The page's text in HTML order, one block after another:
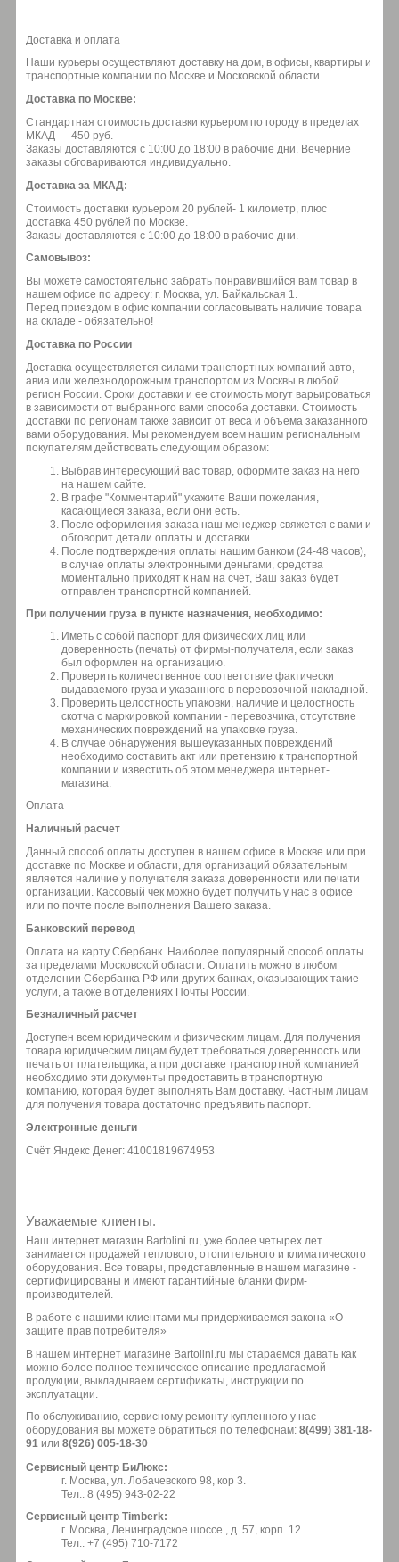
Доставка и оплата
Наши курьеры осуществляют доставку на дом, в офисы, квартиры и
транспортные компании по Москве и Московской области.
Доставка по Москве:
Стандартная стоимость доставки курьером по городу в пределах
МКАД — 450 руб.
Заказы доставляются с 10:00 до 18:00 в рабочие дни. Вечерние
заказы обговариваются индивидуально.
Доставка за МКАД:
Стоимость доставки курьером 20 рублей- 1 километр, плюс
доставка 450 рублей по Москве.
Заказы доставляются с 10:00 до 18:00 в рабочие дни.
Самовывоз:
Вы можете самостоятельно забрать понравившийся вам товар в
нашем офисе по адресу: г. Москва, ул. Байкальская 1.
Перед приездом в офис компании согласовывать наличие товара
на складе - обязательно!
Доставка по России
Доставка осуществляется силами транспортных компаний авто,
авиа или железнодорожным транспортом из Москвы в любой
регион России. Сроки доставки и ее стоимость могут варьироваться
в зависимости от выбранного вами способа доставки. Стоимость
доставки по регионам также зависит от веса и объема заказанного
вами оборудования. Мы рекомендуем всем нашим региональным
покупателям действовать следующим образом:
Выбрав интересующий вас товар, оформите заказ на него
на нашем сайте.
В графе "Комментарий" укажите Ваши пожелания,
касающиеся заказа, если они есть.
После оформления заказа наш менеджер свяжется с вами и
обговорит детали оплаты и доставки.
После подтверждения оплаты нашим банком (24-48 часов),
в случае оплаты электронными деньгами, средства
моментально приходят к нам на счёт, Ваш заказ будет
отправлен транспортной компанией.
При получении груза в пункте назначения, необходимо:
Иметь с собой паспорт для физических лиц или
доверенность (печать) от фирмы-получателя, если заказ
был оформлен на организацию.
Проверить количественное соответствие фактически
выдаваемого груза и указанного в перевозочной накладной.
Проверить целостность упаковки, наличие и целостность
скотча с маркировкой компании - перевозчика, отсутствие
механических повреждений на упаковке груза.
В случае обнаружения вышеуказанных повреждений
необходимо составить акт или претензию к транспортной
компании и известить об этом менеджера интернет-
магазина.
Оплата
Наличный расчет
Данный способ оплаты доступен в нашем офисе в Москве или при
доставке по Москве и области, для организаций обязательным
является наличие у получателя заказа доверенности или печати
организации. Кассовый чек можно будет получить у нас в офисе
или по почте после выполнения Вашего заказа.
Банковский перевод
Оплата на карту Сбербанк. Наиболее популярный способ оплаты
за пределами Московской области. Оплатить можно в любом
отделении Сбербанка РФ или других банках, оказывающих такие
услуги, а также в отделениях Почты России.
Безналичный расчет
Доступен всем юридическим и физическим лицам. Для получения
товара юридическим лицам будет требоваться доверенность или
печать от плательщика, а при доставке транспортной компанией
необходимо эти документы предоставить в транспортную
компанию, которая будет выполнять Вам доставку. Частным лицам
для получения товара достаточно предъявить паспорт.
Электронные деньги
Счёт Яндекс Денег: 41001819674953
Уважаемые клиенты.
Наш интернет магазин Bartolini.ru, уже более четырех лет
занимается продажей теплового, отопительного и климатического
оборудования. Все товары, представленные в нашем магазине -
сертифицированы и имеют гарантийные бланки фирм-
производителей.
В работе с нашими клиентами мы придерживаемся закона «О
защите прав потребителя»
В нашем интернет магазине Bartolini.ru мы стараемся давать как
можно более полное техническое описание предлагаемой
продукции, выкладываем сертификаты, инструкции по
эксплуатации.
По обслуживанию, сервисному ремонту купленного у нас
оборудования вы можете обратиться по телефонам: 8(499) 381-18-
91 или 8(926) 005-18-30
Сервисный центр БиЛюкс:
г. Москва, ул. Лобачевского 98, кор 3.
Тел.: 8 (495) 943-02-22
Сервисный центр Timberk:
г. Москва, Ленинградское шоссе., д. 57, корп. 12
Тел.: +7 (495) 710-7172